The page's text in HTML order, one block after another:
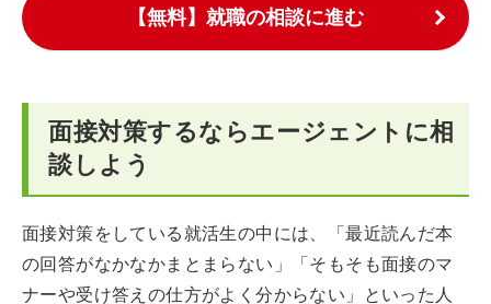
【無料】就職の相談に進む
面接対策するならエージェントに相
談しよう
面接対策をしている就活生の中には、「最近読んだ本
の回答がなかなかまとまらない」「そもそも面接のマ
ナーや受け答えの仕方がよく分からない」といった人